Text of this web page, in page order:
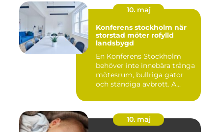
10. maj
Konferens stockholm när
storstad möter rofylld
landsbygd
En Konferens Stockholm
behöver inte innebära trånga
mötesrum, bullriga gator
och ständiga avbrott. A...
10. maj